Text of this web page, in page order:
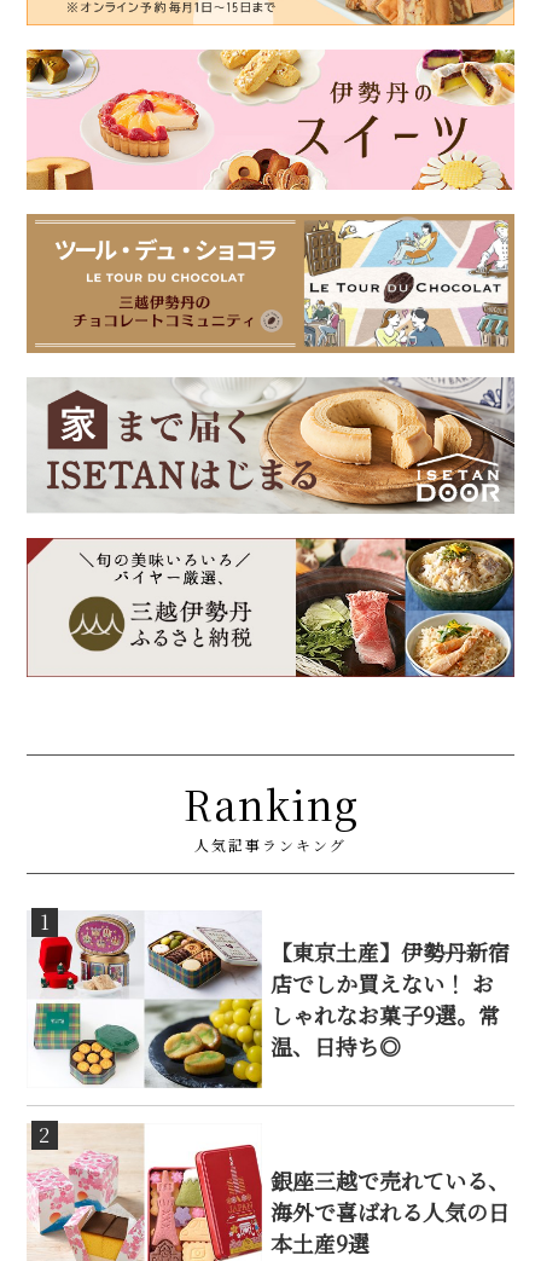
Ranking
人気記事ランキング
1
【東京土産】伊勢丹新宿
店でしか買えない！ お
しゃれなお菓子9選。常
温、日持ち◎
2
銀座三越で売れている、
海外で喜ばれる人気の日
本土産9選